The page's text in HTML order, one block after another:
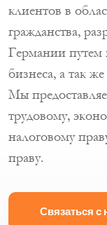
клиентов в
гражданства,
Германии путем
бизнеса, а так
Мы
трудовому,
налоговому
праву.
Связаться с